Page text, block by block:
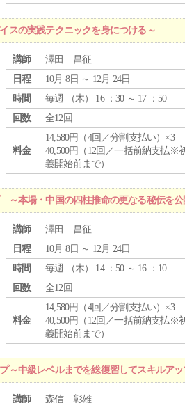
スの実践テクニックを身につける～
講師
澤田 昌征
日程
10月 8日 ～ 12月 24日
時間
毎週 （木） 16 ：30 ～ 17 ：50
回数
全12回
料金
14,580円（4回／分割支払い）×3
40,500円（12回／一括前納支払※
義開始前まで）
～本場・中国の四柱推命の更なる秘伝を
講師
澤田 昌征
日程
10月 8日 ～ 12月 24日
時間
毎週 （木） 14 ：50 ～ 16 ：10
回数
全12回
料金
14,580円（4回／分割支払い）×3
40,500円（12回／一括前納支払※
義開始前まで）
～中級レベルまでを総復習してスキルア
講師
森信 彰雄